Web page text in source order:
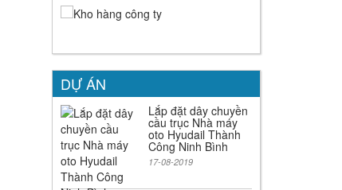
DỰ ÁN
Lắp đặt dây chuyền
cầu trục Nhà máy
oto Hyudail Thành
Công Ninh Bình
17-08-2019